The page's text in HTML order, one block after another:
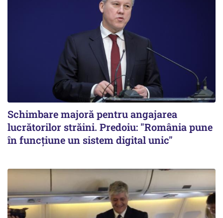
Schimbare majoră pentru angajarea
lucrătorilor străini. Predoiu: "România pune
în funcțiune un sistem digital unic"